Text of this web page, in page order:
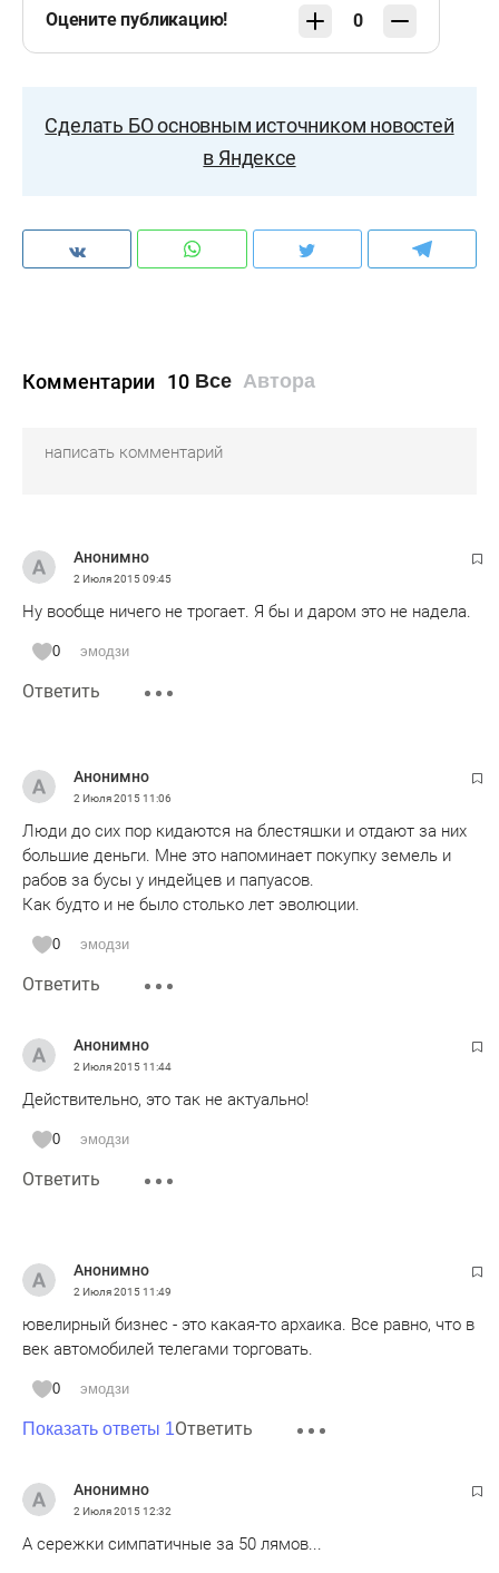
Оцените публикацию! 0
Сделать БО основным источником новостей
в Яндексе
Комментарии 10 Все Автора
Анонимно
2 Июля 201509:45
Ну вообще ничего не трогает. Я бы и даром это не надела.
0 эмодзи
Ответить
Анонимно
2 Июля 201511:06
Люди до сих пор кидаются на блестяшки и отдают за них
большие деньги. Мне это напоминает покупку земель и
рабов за бусы у индейцев и папуасов.
Как будто и не было столько лет эволюции.
0 эмодзи
Ответить
Анонимно
2 Июля 201511:44
Действительно, это так не актуально!
0 эмодзи
Ответить
Анонимно
2 Июля 201511:49
ювелирный бизнес - это какая-то архаика. Все равно, что в
век автомобилей телегами торговать.
0 эмодзи
Показать ответы 1Ответить
Анонимно
2 Июля 201512:32
А сережки симпатичные за 50 лямов...